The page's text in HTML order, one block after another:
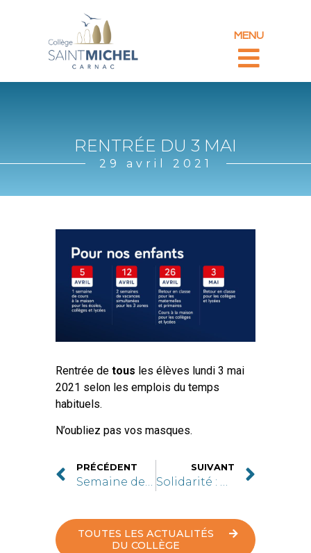
MENU
RENTRÉE DU 3 MAI
29 avril 2021
Rentrée de tous les élèves lundi 3 mai
2021 selon les emplois du temps
habituels.
N’oubliez pas vos masques.
PRÉCÉDENT
Semaine de la presse au collège Saint Michel
SUIVANT
Solidarité : opération bol de riz
TOUTES LES ACTUALITÉS
DU COLLÈGE